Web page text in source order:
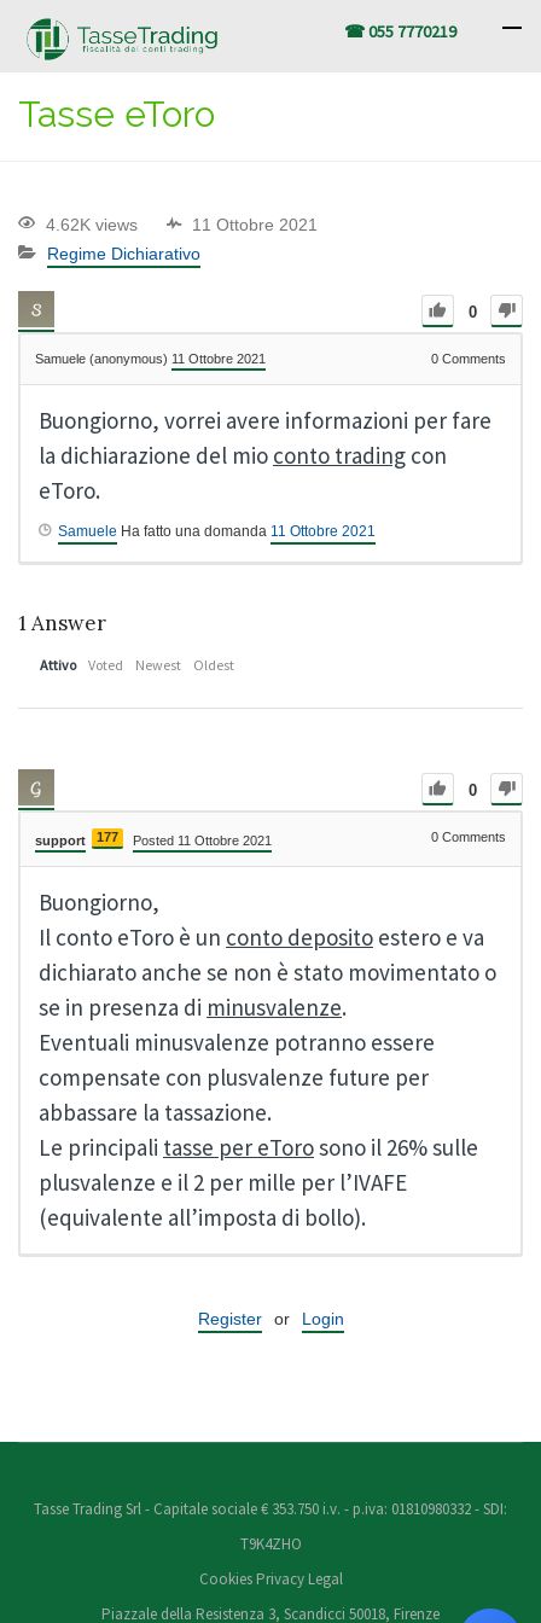
☎ 055 7770219
Tasse eToro
4.62K views
11 Ottobre 2021
Regime Dichiarativo
0
Samuele (anonymous) 11 Ottobre 2021 0 Comments
Buongiorno, vorrei avere informazioni per fare
la dichiarazione del mio conto trading con
eToro.
Samuele Ha fatto una domanda 11 Ottobre 2021
1 Answer
Attivo Voted Newest Oldest
0
support 177 Posted 11 Ottobre 2021 0 Comments
Buongiorno,
Il conto eToro è un conto deposito estero e va
dichiarato anche se non è stato movimentato o
se in presenza di minusvalenze.
Eventuali minusvalenze potranno essere
compensate con plusvalenze future per
abbassare la tassazione.
Le principali tasse per eTorosono il 26% sulle
plusvalenze e il 2 per mille per l’IVAFE
(equivalente all’imposta di bollo).
Register or Login
Tasse Trading Srl - Capitale sociale € 353.750 i.v. - p.iva: 01810980332 - SDI:
T9K4ZHO
Cookies Privacy Legal
Piazzale della Resistenza 3, Scandicci 50018, Firenze